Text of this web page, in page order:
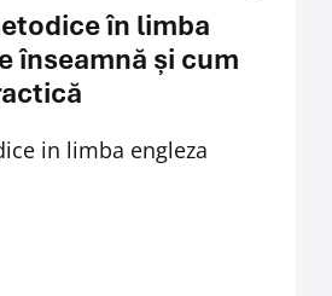
în limba
înseamnă și cum